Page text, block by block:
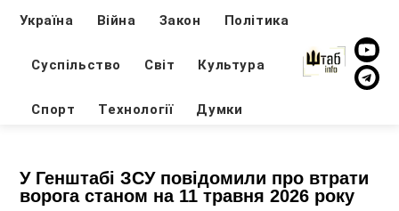
Україна Війна Закон Політика
Суспільство Світ Культура
Спорт Технології Думки
У Генштабі ЗСУ повідомили про втрати
ворога станом на 11 травня 2026 року